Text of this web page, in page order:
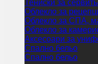
Тениски за
Облекло за
Облекло за СПА,
Облекло за
Аксесоари за
Спално бельо
Спално бельо